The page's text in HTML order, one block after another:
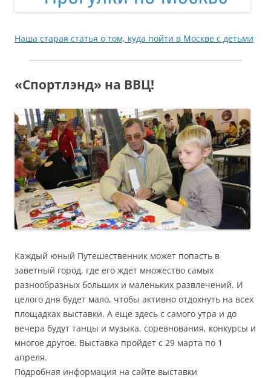
Наша старая статья о том, куда пойти в Москве с детьми
«Спортлэнд» на ВВЦ!
Каждый юный Путешественник может попасть в
заветный город, где его ждет множество самых
разнообразных больших и маленьких развлечений. И
целого дня будет мало, чтобы активно отдохнуть на всех
площадках выставки. А еще здесь с самого утра и до
вечера будут танцы и музыка, соревнования, конкурсы и
многое другое. Выставка пройдет с 29 марта по 1
апреля.
Подробная информация на сайте выставки